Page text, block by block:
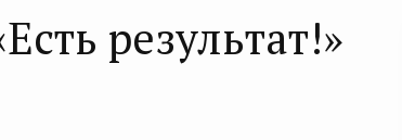
результат!»